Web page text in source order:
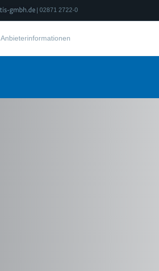
| 02871 2722-0
Anbieterinformationen